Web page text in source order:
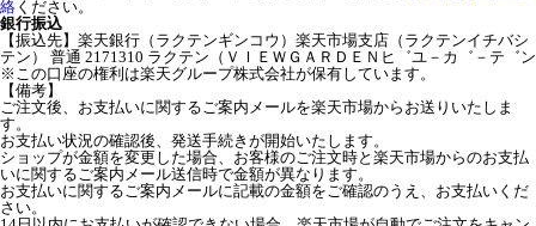
絡 ください。
銀行振込
【振込先】楽天銀行（ラクテンギンコウ）楽天市場支店（ラクテンイチバシ
テン） 普通 2171310 ラクテン（ＶＩＥＷＧＡＲＤＥＮヒ゛ユ－カ゛－テ゛ン
※この口座の権利は楽天グループ株式会社が保有しています。
【備考】
ご注文後、お支払いに関するご案内メールを楽天市場からお送りいたしま
す。
お支払い状況の確認後、発送手続きが開始いたします。
ショップが金額を変更した場合、お客様のご注文時と楽天市場からのお支払
いに関するご案内メール送信時で金額が異なります。
お支払いに関するご案内メールに記載の金額をご確認のうえ、お支払いくだ
さい。